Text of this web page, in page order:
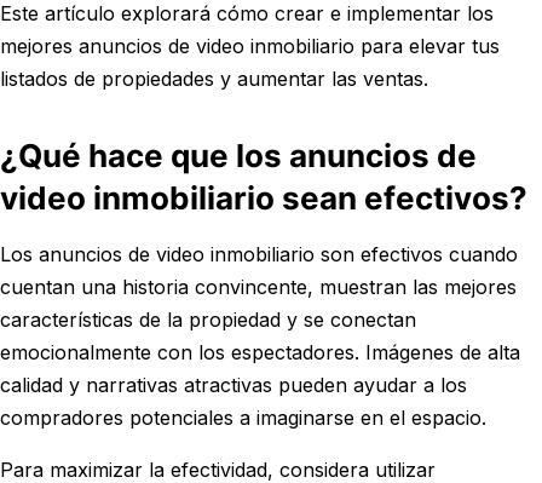
Este artículo explorará cómo crear e implementar los
mejores anuncios de video inmobiliario para elevar tus
listados de propiedades y aumentar las ventas.
¿Qué hace que los anuncios de
video inmobiliario sean efectivos?
Los anuncios de video inmobiliario son efectivos cuando
cuentan una historia convincente, muestran las mejores
características de la propiedad y se conectan
emocionalmente con los espectadores. Imágenes de alta
calidad y narrativas atractivas pueden ayudar a los
compradores potenciales a imaginarse en el espacio.
Para maximizar la efectividad, considera utilizar